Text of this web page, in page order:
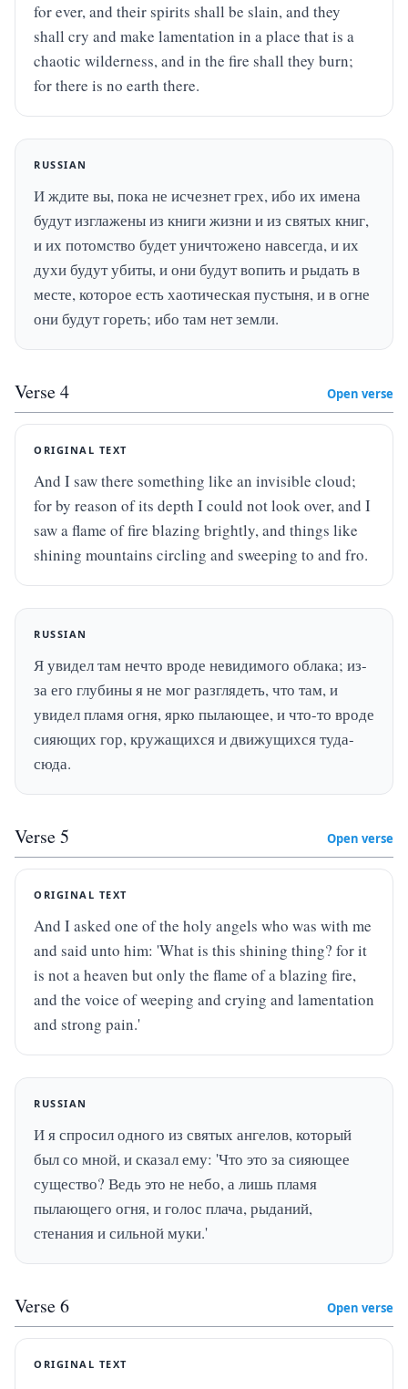
for ever, and their spirits shall be slain, and they
shall cry and make lamentation in a place that is a
chaotic wilderness, and in the fire shall they burn;
for there is no earth there.
RUSSIAN
И ждите вы, пока не исчезнет грех, ибо их имена
будут изглажены из книги жизни и из святых книг,
и их потомство будет уничтожено навсегда, и их
духи будут убиты, и они будут вопить и рыдать в
месте, которое есть хаотическая пустыня, и в огне
они будут гореть; ибо там нет земли.
Verse4 Open verse
ORIGINAL TEXT
And I saw there something like an invisible cloud;
for by reason of its depth I could not look over, and I
saw a flame of fire blazing brightly, and things like
shining mountains circling and sweeping to and fro.
RUSSIAN
Я увидел там нечто вроде невидимого облака; из-
за его глубины я не мог разглядеть, что там, и
увидел пламя огня, ярко пылающее, и что-то вроде
сияющих гор, кружащихся и движущихся туда-
сюда.
Verse5 Open verse
ORIGINAL TEXT
And I asked one of the holy angels who was with me
and said unto him: 'What is this shining thing? for it
is not a heaven but only the flame of a blazing fire,
and the voice of weeping and crying and lamentation
and strong pain.'
RUSSIAN
И я спросил одного из святых ангелов, который
был со мной, и сказал ему: 'Что это за сияющее
существо? Ведь это не небо, а лишь пламя
пылающего огня, и голос плача, рыданий,
стенания и сильной муки.'
Verse6 Open verse
ORIGINAL TEXT